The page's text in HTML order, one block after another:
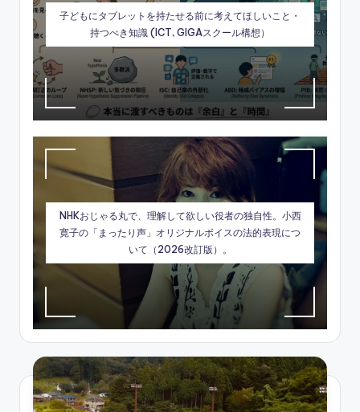
子どもにタブレットを持たせる前に考えてほしいこと・
持つべき知識 (ICT､GIGAスクール構想）
NHKおじゃる丸で、理解して欲しい役者の独自性。小西
寛子の「まったり声」オリジナルボイスの法的表現につ
いて（2026改訂版）。